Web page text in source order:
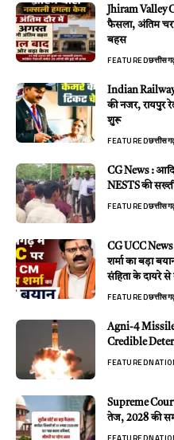
Jhiram Valley
फैसला, अंतिम
बहस
FEATURED
Indian
की नजर, रायपुर
शुरू
FEATURED
CG News :
NESTS की
FEATURED
CG UCC News
शर्मा का बड़ा
संहिता के दायरे से
FEATURED
Agni-4 Missile
Credible
FEATURED
Supreme
तेज, 2028 की